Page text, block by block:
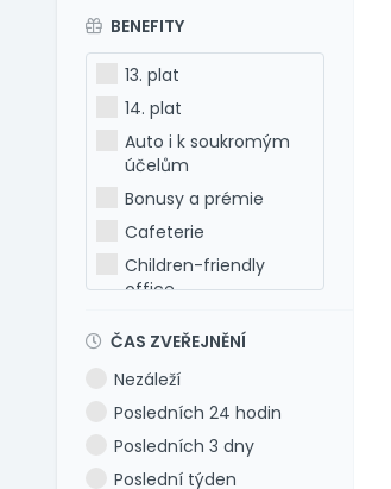
Francouzština
Hebrejština
Holandština
Italština
Japonština
Latina
Litevština
Lotyšština
Maďarština
Makedonština
Polština
Portugalština
Rumunština
BENEFITY
13. plat
14. plat
Auto i k soukromým
účelům
Bonusy a prémie
Cafeterie
Children-friendly
office
Dovolená 6 týdnů
Dovolená navíc
Firemní akce
ČAS ZVEŘEJNĚNÍ
Nezáleží
Posledních 24 hodin
Posledních 3 dny
Poslední týden